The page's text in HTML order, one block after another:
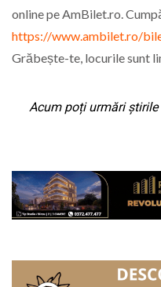
online pe AmBilet.ro.
https://www.ambilet.ro/
Grăbește-te, locurile sunt
Acum poți urmări